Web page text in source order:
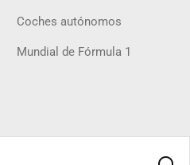
Coches autónomos
Mundial de Fórmula 1